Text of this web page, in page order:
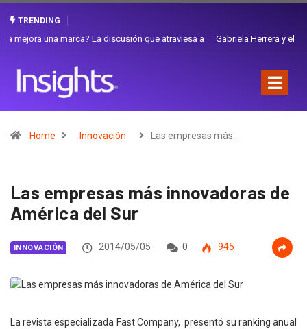
TRENDING
Gabriela Herrera y el arte de cambiarse el sombrero en Corporación
Home Innovación Las empresas más…
Las empresas más innovadoras de
América del Sur
INNOVACIÓN 2014/05/05 0 945
La revista especializada Fast Company, presentó su ranking anual